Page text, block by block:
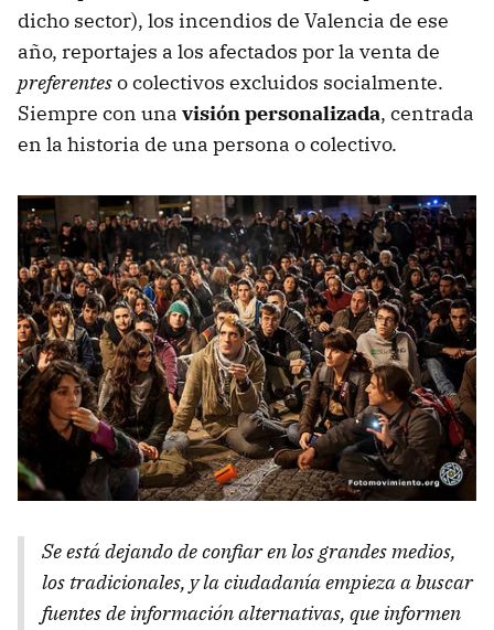
dicho sector), los incendios de Valencia de ese
año, reportajes a los afectados por la venta de
preferenteso colectivos excluidos socialmente.
Siempre con una visión personalizada, centrada
en la historia de una persona o colectivo.
Se está dejando de confiar en los grandes medios,
los tradicionales, y la ciudadanía empieza a buscar
fuentes de información alternativas, que informen